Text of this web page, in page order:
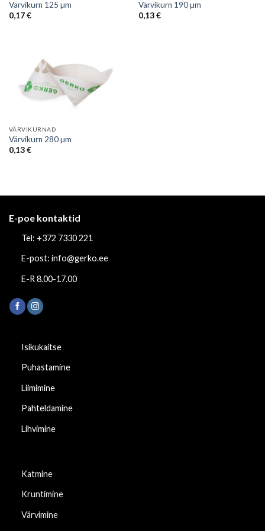
Värvikurn 125 µm
0,17€
Värvikurn 190 µm
0,13€
VÄRVIKURNAD
Värvikurn 280 µm
0,13€
E-poe kontaktid
Tel: +372 7330 221
E-post: info@gerko.ee
E-R 8.00-17.00
Isikukaitse
Puhastamine
Liimimine
Pahteldamine
Lihvimine
Katmine
Kruntimine
Värvimine